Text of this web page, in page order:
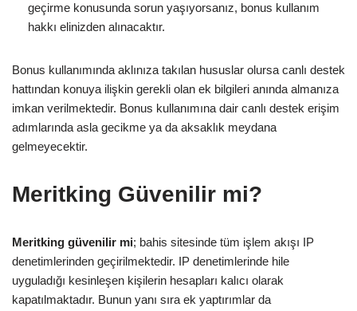
geçirme konusunda sorun yaşıyorsanız, bonus kullanım
hakkı elinizden alınacaktır.
Bonus kullanımında aklınıza takılan hususlar olursa canlı destek
hattından konuya ilişkin gerekli olan ek bilgileri anında almanıza
imkan verilmektedir. Bonus kullanımına dair canlı destek erişim
adımlarında asla gecikme ya da aksaklık meydana
gelmeyecektir.
Meritking Güvenilir mi?
Meritking güvenilir mi; bahis sitesinde tüm işlem akışı IP
denetimlerinden geçirilmektedir. IP denetimlerinde hile
uyguladığı kesinleşen kişilerin hesapları kalıcı olarak
kapatılmaktadır. Bunun yanı sıra ek yaptırımlar da